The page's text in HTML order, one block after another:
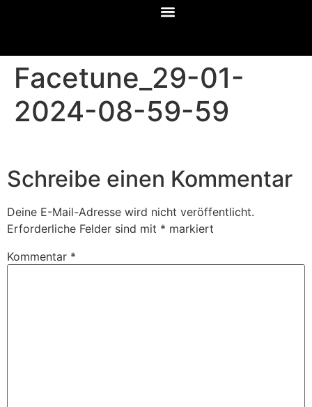
Facetune_29-01-
2024-08-59-59
Schreibe einen Kommentar
Deine E-Mail-Adresse wird nicht veröffentlicht.
Erforderliche Felder sind mit * markiert
Kommentar *